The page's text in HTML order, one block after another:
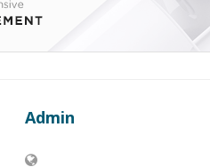
Admin